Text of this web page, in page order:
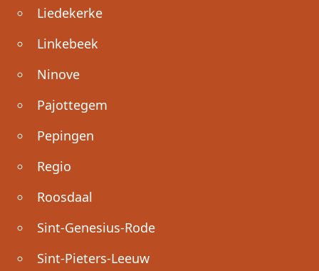
Liedekerke
Linkebeek
Ninove
Pajottegem
Pepingen
Regio
Roosdaal
Sint-Genesius-Rode
Sint-Pieters-Leeuw